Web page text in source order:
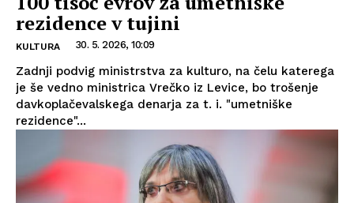
rezidence v tujini
KULTURA 30. 5. 2026, 10:09
Zadnji podvig ministrstva za kulturo, na čelu katerega
je še vedno ministrica Vrečko iz Levice, bo trošenje
davkoplačevalskega denarja za t. i. "umetniške
rezidence"...